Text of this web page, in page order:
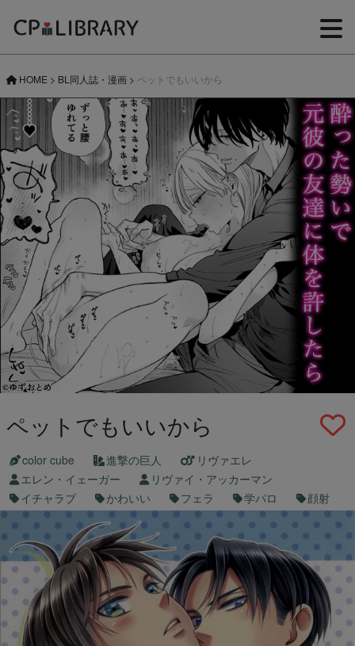
HOME > BL同人誌・漫画 > ペットでもいいから
ペットでもいいから
color cube 進撃の巨人
リヴァエレ
エレン・イェーガー
リヴァイ・アッカーマン
イチャラブ
かわいい フェラ 学パロ 顔射